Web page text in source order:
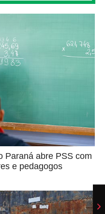
Paraná abre PSS com
e pedagogos